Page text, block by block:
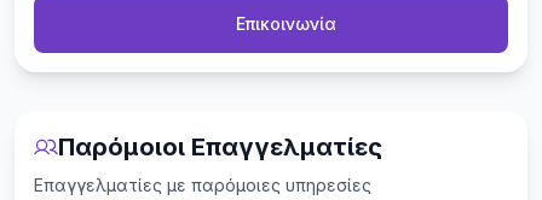
Επικοινωνία
Παρόμοιοι Επαγγελματίες
Επαγγελματίες με παρόμοιες υπηρεσίες